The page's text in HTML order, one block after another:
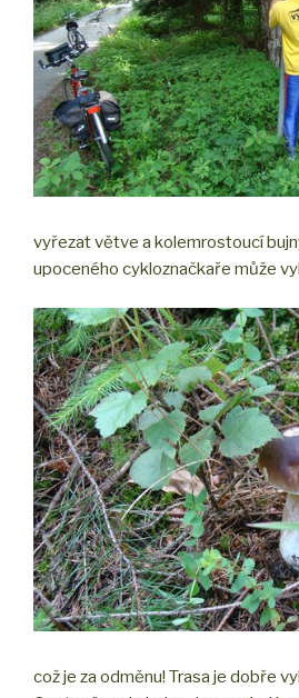
vyřezat větve a kolemrostoucí
upoceného cykloznačkaře může
což je za odměnu! Trasa je dobře